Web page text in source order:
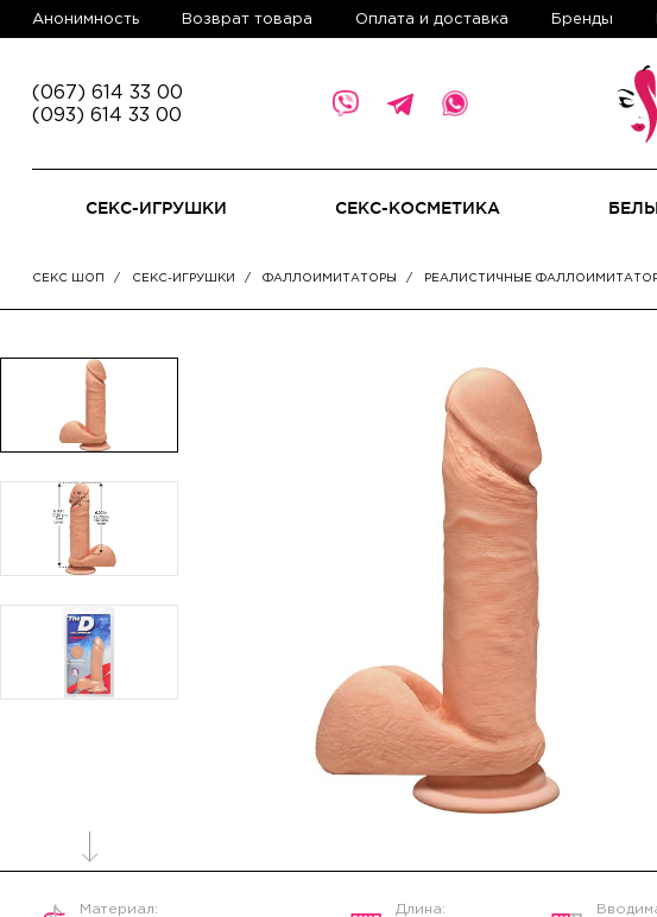
Анонимность Возврат товара Оплата и доставка Бренды
(067) 614 33 00
(093) 614 33 00
СЕКС-ИГРУШКИ СЕКС-КОСМЕТИКА
СЕКС ШОП СЕКС-ИГРУШКИ ФАЛЛОИМИТАТОРЫ РЕАЛИСТИЧНЫЕ